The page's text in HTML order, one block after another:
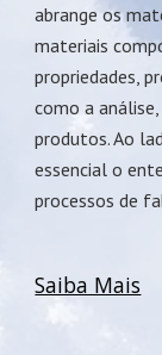
abrange os
materiais
propriedades,
como a
produtos. Ao
essencial o
processos de
Saiba Mais